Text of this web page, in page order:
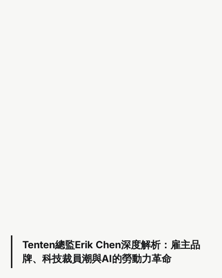
Tenten總監Erik Chen深度解析：雇主品
牌、科技裁員潮與AI的勞動力革命